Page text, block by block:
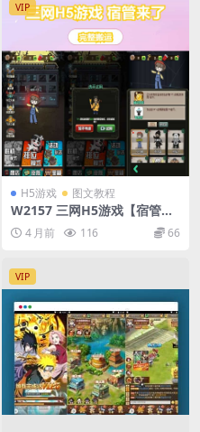
VIP
H5游戏 图文教程
W2157 三网H5游戏【宿管来
了】最新整理Linux手工服务
端+安卓
4 月前 116 66
VIP